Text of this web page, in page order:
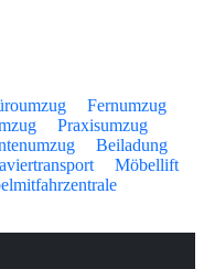
Fernumzug
Praxisumzug
Beiladung
Möbellift